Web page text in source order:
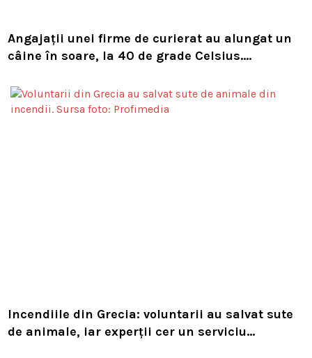
Angajații unei firme de curierat au alungat un
câine în soare, la 40 de grade Celsius.
Incendiile din Grecia: voluntarii au salvat sute
de animale, iar experții cer un serviciu